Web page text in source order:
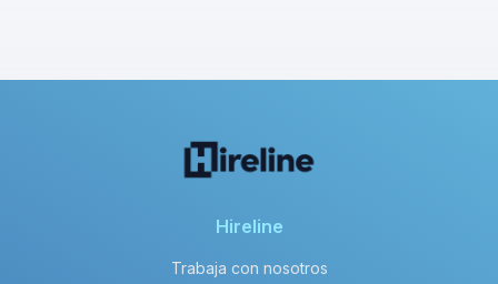
Hireline
Trabaja con nosotros